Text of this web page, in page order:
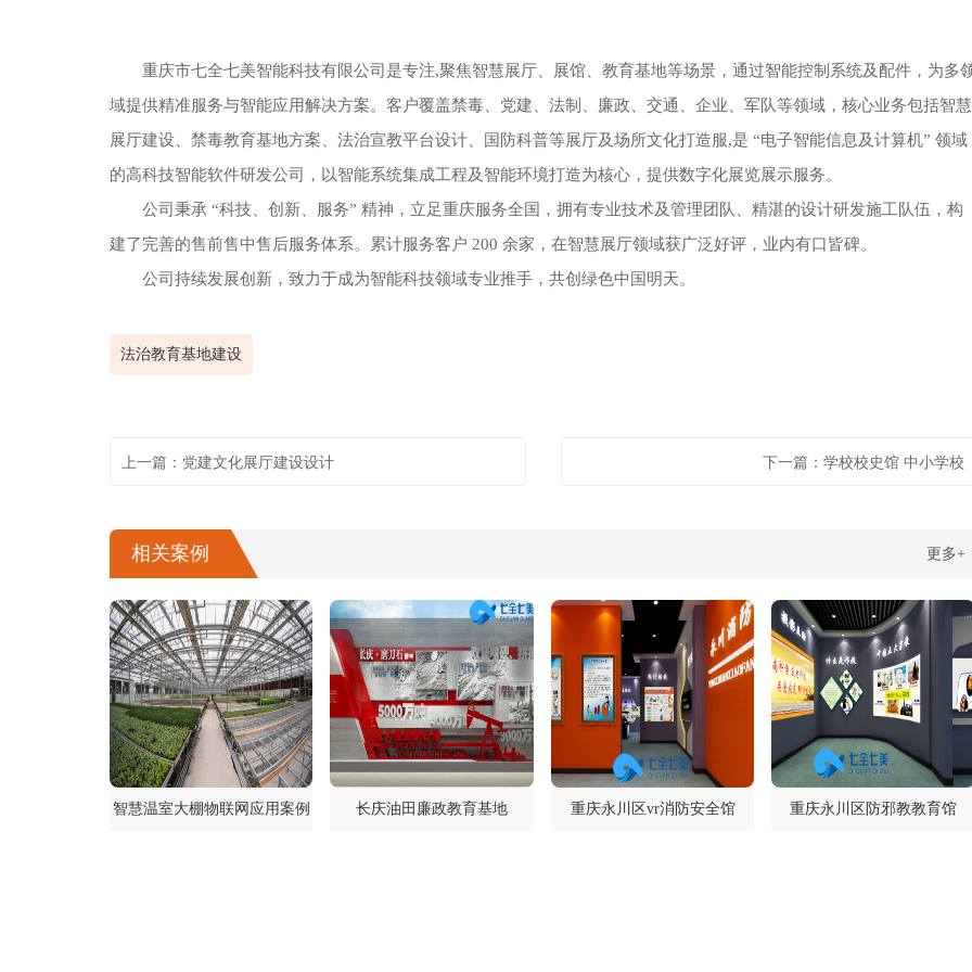
重庆市七全七美智能科技有限公司是专注,聚焦智慧展厅、展馆、教育基地等场景，通过智能控制系统及配件，为多
域提供精准服务与智能应用解决方案。客户覆盖禁毒、党建、法制、廉政、交通、企业、军队等领域，核心业务包括智慧
展厅建设、禁毒教育基地方案、法治宣教平台设计、国防科普等展厅及场所文化打造服,是 “电子智能信息及计算机” 领域
的高科技智能软件研发公司，以智能系统集成工程及智能环境打造为核心，提供数字化展览展示服务。
公司秉承 “科技、创新、服务” 精神，立足重庆服务全国，拥有专业技术及管理团队、精湛的设计研发施工队伍，构
建了完善的售前售中售后服务体系。累计服务客户 200 余家，在智慧展厅领域获广泛好评，业内有口皆碑。
公司持续发展创新，致力于成为智能科技领域专业推手，共创绿色中国明天。
法治教育基地建设
上一篇：党建文化展厅建设设计 下一篇：学校校史馆 中小学校
相关案例 更多+
智慧温室大棚物联网应用案例 长庆油田廉政教育基地 重庆永川区vr消防安全馆 重庆永川区防邪教教育馆